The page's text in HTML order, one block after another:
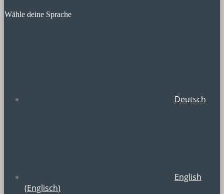
Wähle deine Sprache
Deutsch
English
(Englisch)